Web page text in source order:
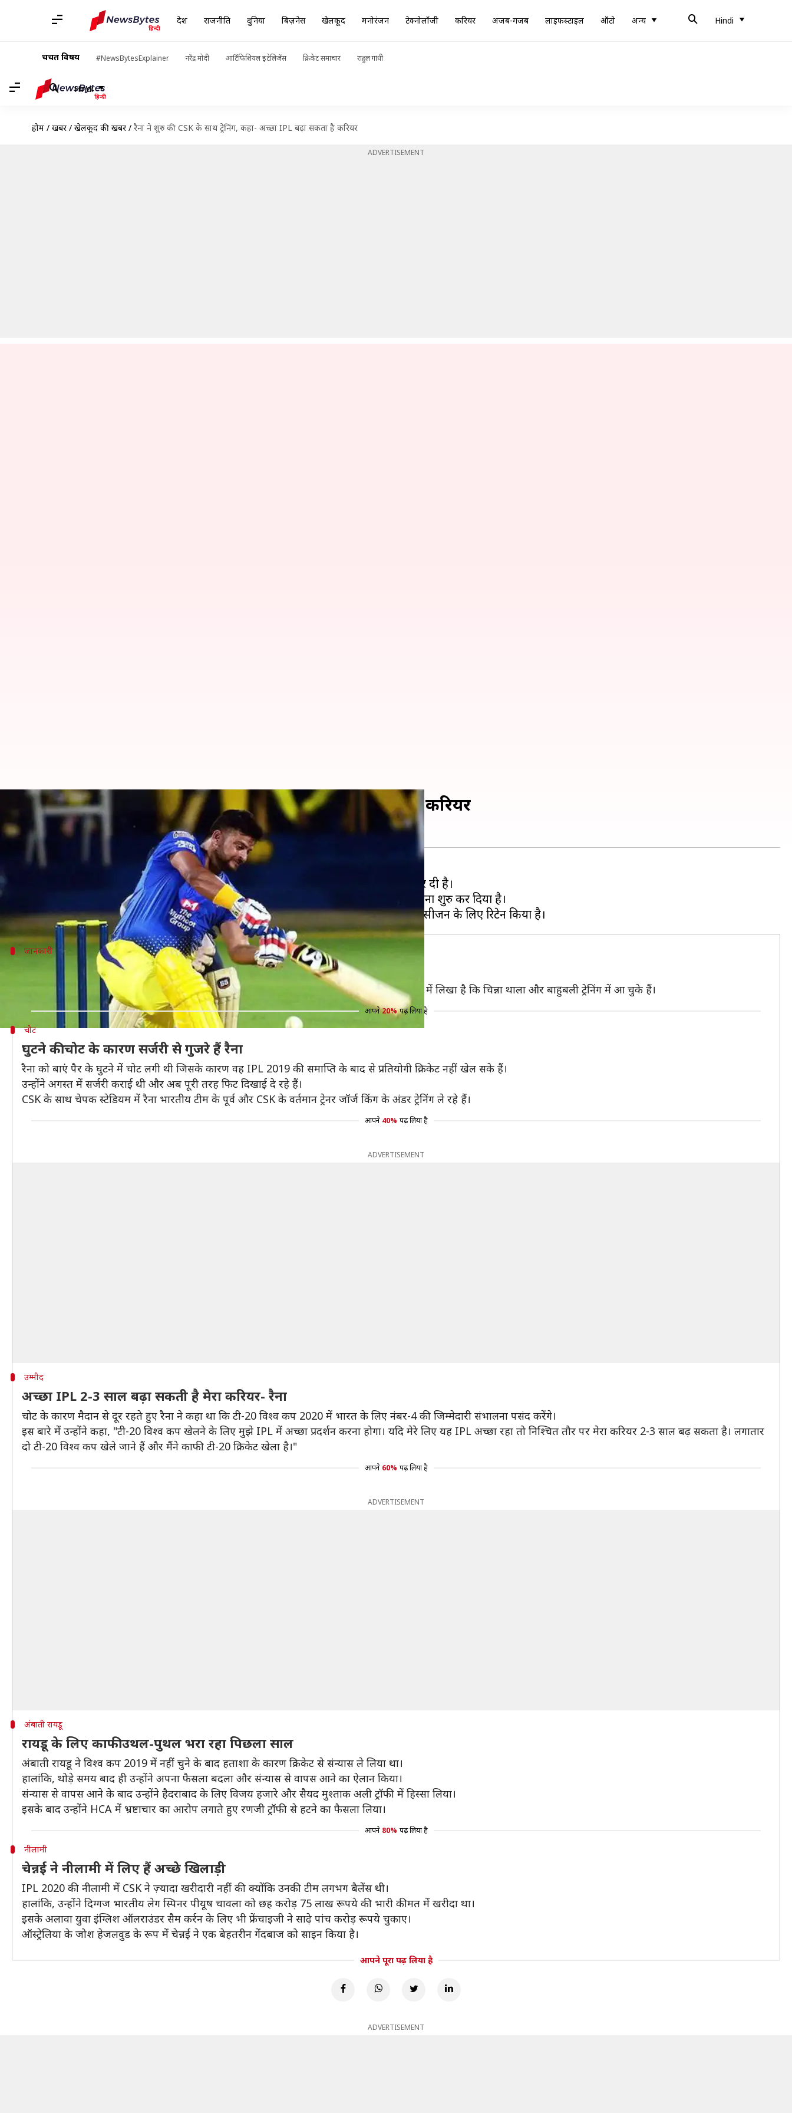
देश राजनीति दुनिया बिज़नेस खेलकूद मनोरंजन टेक्नोलॉजी करियर अजब-गजब लाइफस्टाइल ऑटो अन्य Hindi
चर्चित विषय #NewsBytesExplainer नरेंद्र मोदी आर्टिफिशियल इंटेलिजेंस क्रिकेट समाचार राहुल गांधी
Hindi
होम / खबरें / खेलकूद की खबरें / रैना ने शुरु की CSK के साथ ट्रेनिंग, कहा- अच्छा IPL बढ़ा सकता है करियर
ADVERTISEMENT
रैना ने शुरु की CSK के साथ ट्रेनिंग, कहा- अच्छा IPL बढ़ा सकता है करियर
लेखन 11:56 am
क्या है खबर?
इंडियन प्रीमियर लीग (IPL) के 13वें संस्करण के लिए चेन्नई सुपरकिंग्स (CSK) ने अपनी ट्रेनिंग शुरु कर दी है।
पिछले साल मई से ही प्रतियोगी क्रिकेट में हिस्सा नहीं लेने वाली सुरेश रैना ने CSK के साथ अभ्यास करना शुरु कर दिया है।
जानकारी
CSK ने पोस्ट की ट्रेनिंग की फोटो
CSK ने अपने ट्विटर हैंडल पर रैना और रायडू की ट्रेनिंग करते समय की फोटो पोस्ट की है। फोटो के कैप्शन में लिखा है कि चिन्ना थाला और बाहुबली ट्रेनिंग में आ चुके हैं।
आपने 20% पढ़ लिया है
चोट
घुटने की चोट के कारण सर्जरी से गुजरे हैं रैना
रैना को बाएं पैर के घुटने मेें चोट लगी थी जिसके कारण वह IPL 2019 की समाप्ति के बाद से प्रतियोगी क्रिकेट नहीं खेल सके हैं।
उन्होंने अगस्त में सर्जरी कराई थी और अब पूरी तरह फिट दिखाई दे रहे हैं।
CSK के साथ चेपक स्टेडियम में रैना भारतीय टीम के पूर्व और CSK के वर्तमान ट्रेनर जॉर्ज किंग के अंडर ट्रेनिंग ले रहे हैं।
आपने 40% पढ़ लिया है
ADVERTISEMENT
उम्मीद
अच्छा IPL 2-3 साल बढ़ा सकती है मेरा करियर- रैना
चोट के कारण मैदान से दूर रहते हुए रैना ने कहा था कि टी-20 विश्व कप 2020 में भारत के लिए नंबर-4 की जिम्मेदारी संभालना पसंद करेंगे।
इस बारे में उन्होंने कहा, "टी-20 विश्व कप खेलने के लिए मुझे IPL में अच्छा प्रदर्शन करना होगा। यदि मेरे लिए यह IPL अच्छा रहा तो निश्चित तौर पर मेरा करियर 2-3 साल बढ़ सकता है। लगातार
दो टी-20 विश्व कप खेले जाने हैं और मैंने काफी टी-20 क्रिकेट खेला है।"
आपने 60% पढ़ लिया है
ADVERTISEMENT
अंबाती रायडू
रायडू के लिए काफी उथल-पुथल भरा रहा पिछला साल
अंबाती रायडू ने विश्व कप 2019 में नहीं चुने के बाद हताशा के कारण क्रिकेट से संन्यास ले लिया था।
हालांकि, थोड़े समय बाद ही उन्होंने अपना फैसला बदला और संन्यास से वापस आने का ऐलान किया।
संन्यास से वापस आने के बाद उन्होंने हैदराबाद के लिए विजय हजारे और सैयद मुश्ताक अली ट्रॉफी में हिस्सा लिया।
इसके बाद उन्होंने HCA में भ्रष्टाचार का आरोप लगाते हुए रणजी ट्रॉफी से हटने का फैसला लिया।
आपने 80% पढ़ लिया है
नीलामी
चेन्नई ने नीलामी में लिए हैं अच्छे खिलाड़ी
IPL 2020 की नीलामी में CSK ने ज़्यादा खरीदारी नहीं की क्योंकि उनकी टीम लगभग बैलेंस थी।
हालांकि, उन्होंने दिग्गज भारतीय लेग स्पिनर पीयूष चावला को छह करोड़ 75 लाख रूपये की भारी कीमत में खरीदा था।
इसके अलावा युवा इंग्लिश ऑलराउंडर सैम कर्रन के लिए भी फ्रेंचाइजी ने साढ़े पांच करोड़ रूपये चुकाए।
ऑस्ट्रेलिया के जोश हेजलवुड के रूप में चेन्नई ने एक बेहतरीन गेंदबाज को साइन किया है।
आपने पूरा पढ़ लिया है
ADVERTISEMENT